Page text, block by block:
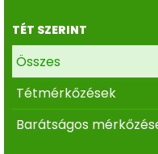
TÉT SZERINT
Összes
Tétmérkőzések
Barátságos